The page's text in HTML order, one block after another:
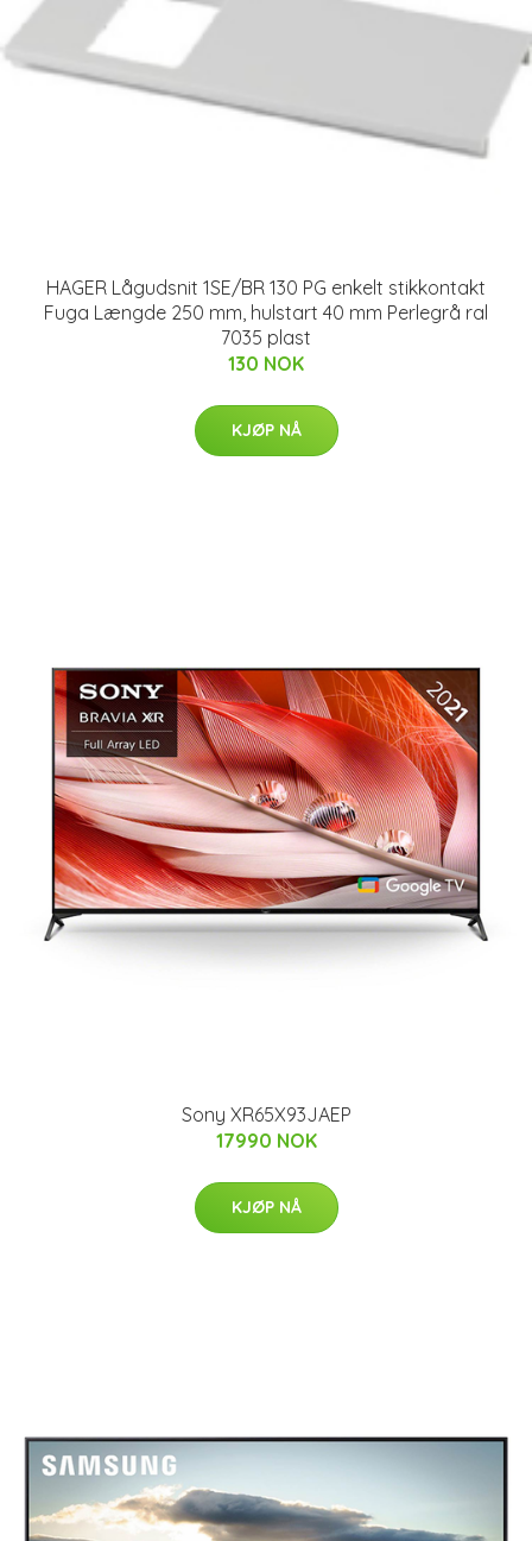
HAGER Lågudsnit 1SE/BR 130 PG enkelt stikkontakt
Fuga Længde 250 mm, hulstart 40 mm Perlegrå ral
7035 plast
130 NOK
KJØP NÅ
Sony XR65X93JAEP
17990 NOK
KJØP NÅ